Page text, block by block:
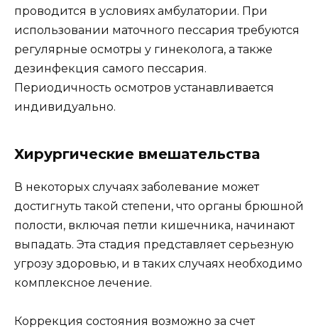
проводится в условиях амбулатории. При
использовании маточного пессария требуются
регулярные осмотры у гинеколога, а также
дезинфекция самого пессария.
Периодичность осмотров устанавливается
индивидуально.
Хирургические вмешательства
В некоторых случаях заболевание может
достигнуть такой степени, что органы брюшной
полости, включая петли кишечника, начинают
выпадать. Эта стадия представляет серьезную
угрозу здоровью, и в таких случаях необходимо
комплексное лечение.
Коррекция состояния возможно за счет